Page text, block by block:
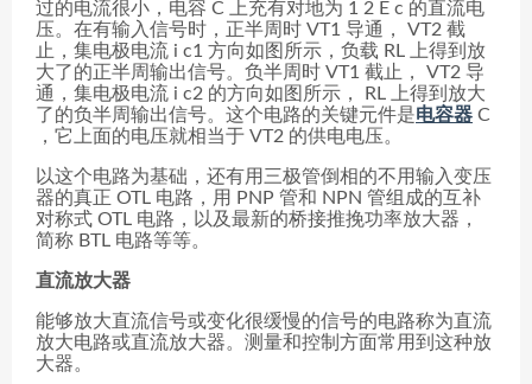
过的电流很小，电容 C 上充有对地为 1 2 E c 的直流电
压。在有输入信号时，正半周时 VT1 导通， VT2 截
止，集电极电流 i c1 方向如图所示，负载 RL 上得到放
大了的正半周输出信号。负半周时 VT1 截止， VT2 导
通，集电极电流 i c2 的方向如图所示， RL 上得到放大
了的负半周输出信号。这个电路的关键元件是电容器 C
，它上面的电压就相当于 VT2 的供电电压。
以这个电路为基础，还有用三极管倒相的不用输入变压
器的真正 OTL 电路，用 PNP 管和 NPN 管组成的互补
对称式 OTL 电路，以及最新的桥接推挽功率放大器，
简称 BTL 电路等等。
直流放大器
能够放大直流信号或变化很缓慢的信号的电路称为直流
放大电路或直流放大器。测量和控制方面常用到这种放
大器。